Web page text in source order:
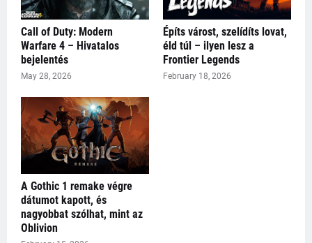
Call of Duty: Modern
Warfare 4 – Hivatalos
bejelentés
May 28, 2026
Építs várost, szelídíts lovat,
éld túl – ilyen lesz a
Frontier Legends
February 18, 2026
A Gothic 1 remake végre
dátumot kapott, és
nagyobbat szólhat, mint az
Oblivion